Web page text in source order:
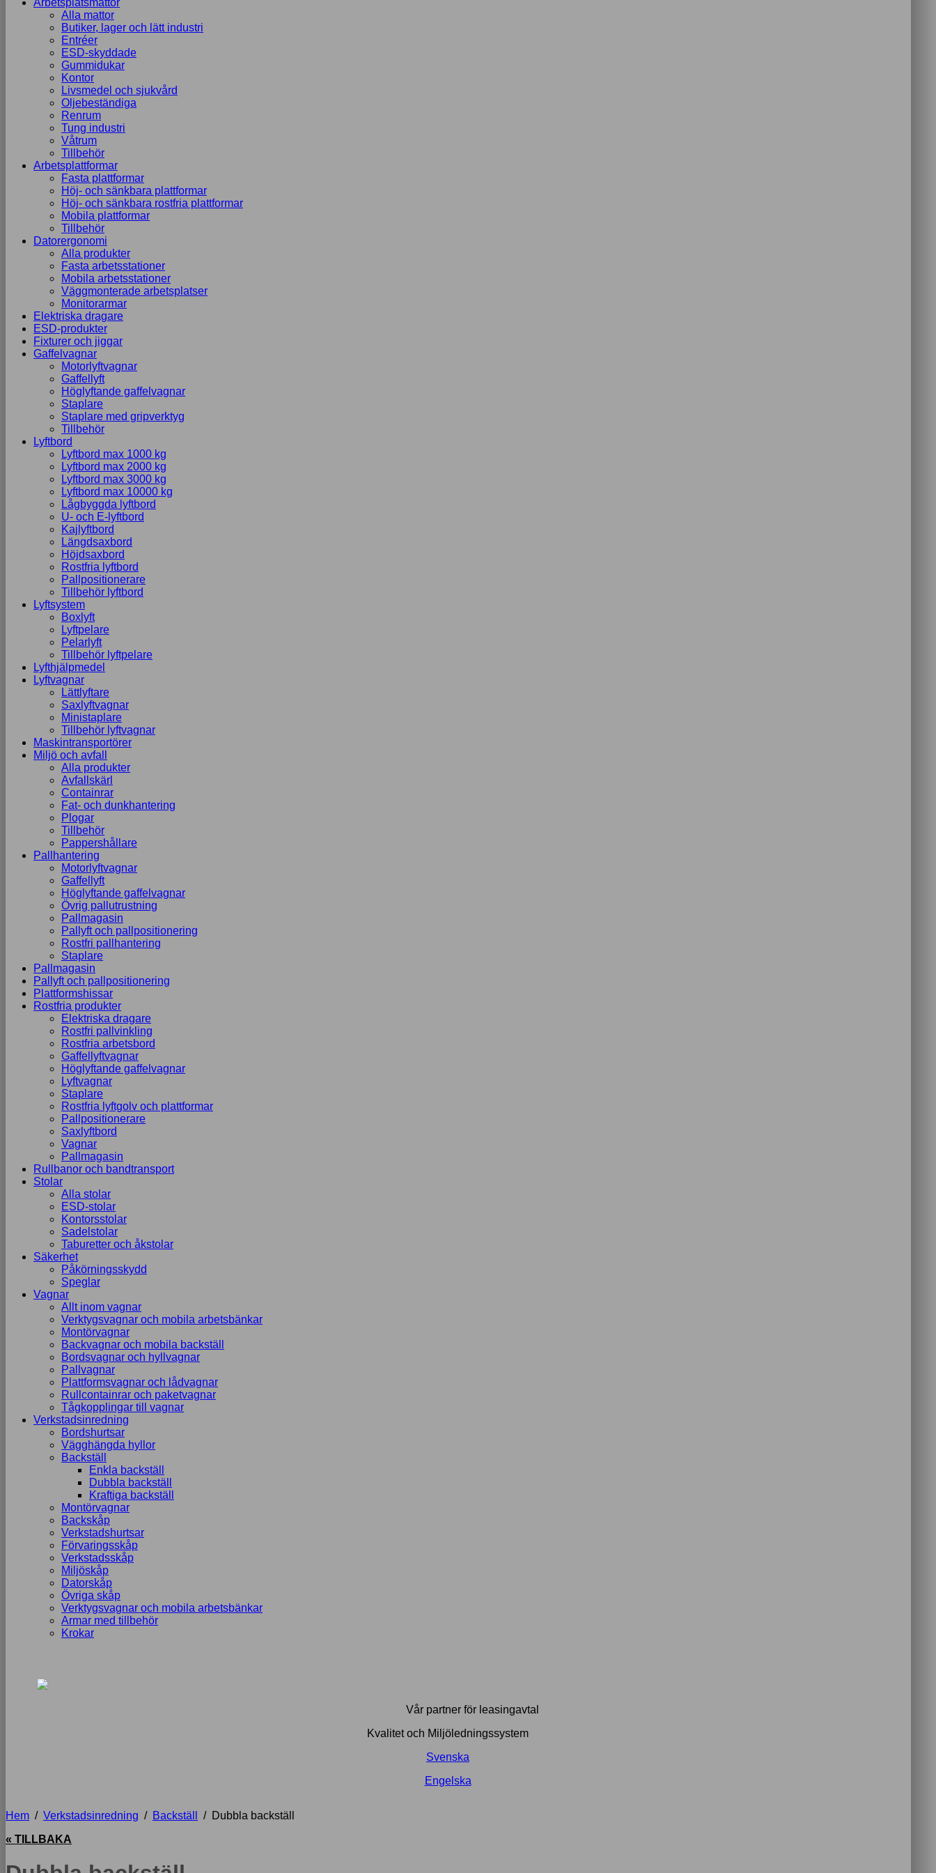
Arbetsplatsmattor
Alla mattor
Butiker, lager och lätt industri
Entréer
ESD-skyddade
Gummidukar
Kontor
Livsmedel och sjukvård
Oljebeständiga
Renrum
Tung industri
Våtrum
Tillbehör
Arbetsplattformar
Fasta plattformar
Höj- och sänkbara plattformar
Höj- och sänkbara rostfria plattformar
Mobila plattformar
Tillbehör
Datorergonomi
Alla produkter
Fasta arbetsstationer
Mobila arbetsstationer
Väggmonterade arbetsplatser
Monitorarmar
Elektriska dragare
ESD-produkter
Fixturer och jiggar
Gaffelvagnar
Motorlyftvagnar
Gaffellyft
Höglyftande gaffelvagnar
Staplare
Staplare med gripverktyg
Tillbehör
Lyftbord
Lyftbord max 1000 kg
Lyftbord max 2000 kg
Lyftbord max 3000 kg
Lyftbord max 10000 kg
Lågbyggda lyftbord
U- och E-lyftbord
Kajlyftbord
Längdsaxbord
Höjdsaxbord
Rostfria lyftbord
Pallpositionerare
Tillbehör lyftbord
Lyftsystem
Boxlyft
Lyftpelare
Pelarlyft
Tillbehör lyftpelare
Lyfthjälpmedel
Lyftvagnar
Lättlyftare
Saxlyftvagnar
Ministaplare
Tillbehör lyftvagnar
Maskintransportörer
Miljö och avfall
Alla produkter
Avfallskärl
Containrar
Fat- och dunkhantering
Plogar
Tillbehör
Pappershållare
Pallhantering
Motorlyftvagnar
Gaffellyft
Höglyftande gaffelvagnar
Övrig pallutrustning
Pallmagasin
Pallyft och pallpositionering
Rostfri pallhantering
Staplare
Pallmagasin
Pallyft och pallpositionering
Plattformshissar
Rostfria produkter
Elektriska dragare
Rostfri pallvinkling
Rostfria arbetsbord
Gaffellyftvagnar
Höglyftande gaffelvagnar
Lyftvagnar
Staplare
Rostfria lyftgolv och plattformar
Pallpositionerare
Saxlyftbord
Vagnar
Pallmagasin
Rullbanor och bandtransport
Stolar
Alla stolar
ESD-stolar
Kontorsstolar
Sadelstolar
Taburetter och åkstolar
Säkerhet
Påkörningsskydd
Speglar
Vagnar
Allt inom vagnar
Verktygsvagnar och mobila arbetsbänkar
Montörvagnar
Backvagnar och mobila backställ
Bordsvagnar och hyllvagnar
Pallvagnar
Plattformsvagnar och lådvagnar
Rullcontainrar och paketvagnar
Tågkopplingar till vagnar
Verkstadsinredning
Bordshurtsar
Vägghängda hyllor
Backställ
Enkla backställ
Dubbla backställ
Kraftiga backställ
Montörvagnar
Backskåp
Verkstadshurtsar
Förvaringsskåp
Verkstadsskåp
Miljöskåp
Datorskåp
Övriga skåp
Verktygsvagnar och mobila arbetsbänkar
Armar med tillbehör
Krokar
Vår partner för leasingavtal
Kvalitet och Miljöledningssystem
Svenska
Engelska
Hem / Verkstadsinredning / Backställ / Dubbla backställ
« TILLBAKA